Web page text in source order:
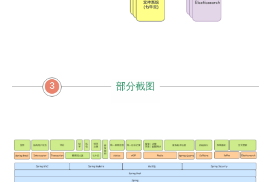
3 部分截图